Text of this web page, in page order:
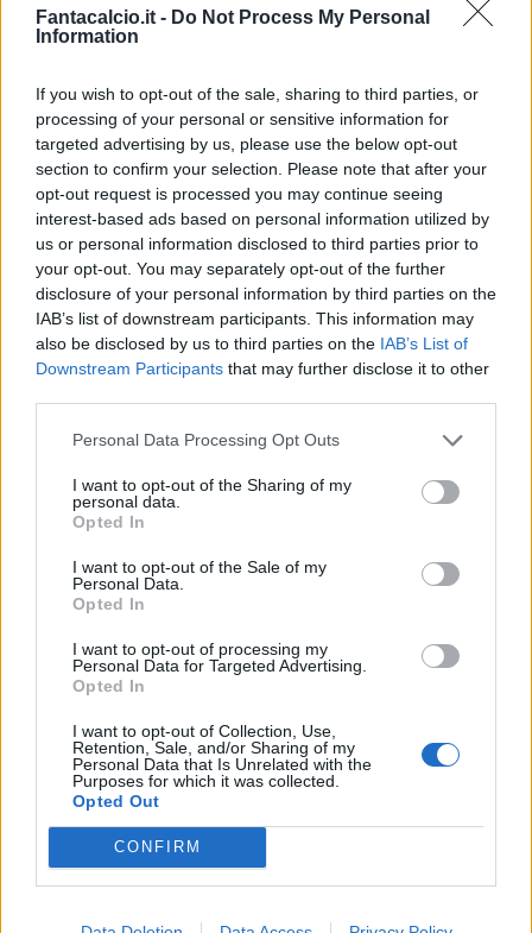
Fantacalcio.it - Do Not Process My Personal
Information
If you wish to opt-out of the sale, sharing to third parties, or
processing of your personal or sensitive information for
targeted advertising by us, please use the below opt-out
section to confirm your selection. Please note that after your
opt-out request is processed you may continue seeing
interest-based ads based on personal information utilized by
us or personal information disclosed to third parties prior to
your opt-out. You may separately opt-out of the further
disclosure of your personal information by third parties on the
IAB’s list of downstream participants. This information may
also be disclosed by us to third parties on the IAB’s List of
Downstream Participants that may further disclose it to other
Personal Data Processing Opt Outs
I want to opt-out of the Sharing of my
personal data.
Opted In
I want to opt-out of the Sale of my
Personal Data.
Opted In
I want to opt-out of processing my
Personal Data for Targeted Advertising.
Opted In
I want to opt-out of Collection, Use,
Retention, Sale, and/or Sharing of my
Personal Data that Is Unrelated with the
Purposes for which it was collected.
Opted Out
CONFIRM
Classic Mantra
Riepilogo stagione
Titolare 34 - 89 %
Entrato 0 - 0%
Squalificato 0 - 0%
Inutilizzato 4 - 10
Scarica riepilogo
stagionale
Scarica
Giornata VotoFV EntratoUscito Bonus/Malus
VER 2-5 NAP
2 NAP 4-0 MON
3 FIO 0-0 NAP